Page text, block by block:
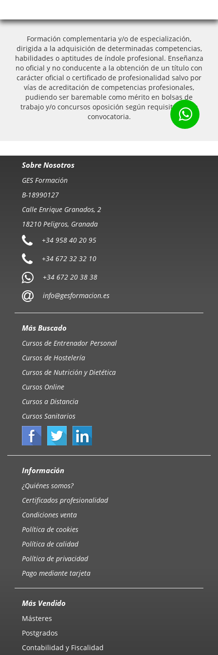
Formación complementaria y/o de especialización,
dirigida a la adquisición de determinadas competencias,
habilidades o aptitudes de índole profesional. Enseñanza
no oficial y no conducente a la obtención de un título con
carácter oficial o certificado de profesionalidad salvo por
vías de acreditación de competencias profesionales,
pudiendo ser baremable como mérito en bolsas de
trabajo y/o concursos oposición según requisitos de la
convocatoria.
Sobre Nosotros
GES Formación
B-18990127
Calle Enrique Granados, 2
18210 Peligros, Granada
+34 958 40 20 95
+34 672 32 32 10
+34 672 20 38 38
info@gesformacion.es
Más Buscado
Cursos de Entrenador Personal
Cursos de Hostelería
Cursos de Nutrición y Dietética
Cursos Online
Cursos a Distancia
Cursos Sanitarios
Información
¿Quiénes somos?
Certificados profesionalidad
Condiciones venta
Política de cookies
Política de calidad
Política de privacidad
Pago mediante tarjeta
Más Vendido
Másteres
Postgrados
Contabilidad y Fiscalidad